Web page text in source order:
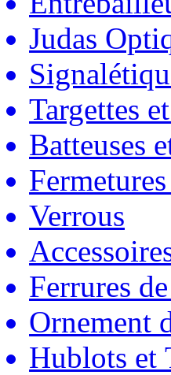
Judas
Targettes
Batteuses
Verrous
Ferrures
Ornement
Hublots et